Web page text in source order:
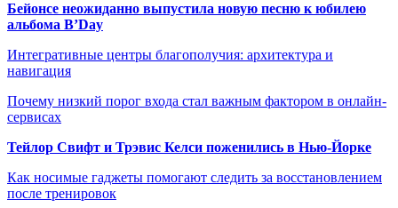
Бейонсе неожиданно выпустила новую песню к юбилею
альбома B’Day
Интегративные центры благополучия: архитектура и
навигация
Почему низкий порог входа стал важным фактором в онлайн-
сервисах
Тейлор Свифт и Трэвис Келси поженились в Нью-Йорке
Как носимые гаджеты помогают следить за восстановлением
после тренировок